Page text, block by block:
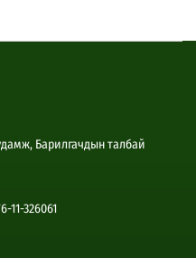
Барилгачдын талбай
11-326061